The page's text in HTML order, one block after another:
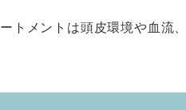
トメントは頭皮環境や血流、